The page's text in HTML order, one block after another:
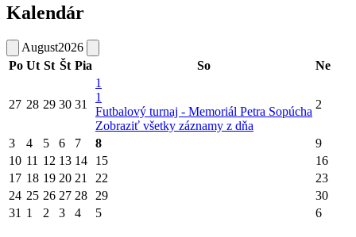
Kalendár
August2026
Po Ut St Št Pia So Ne
27 28 29 30 31
1
1
Futbalový turnaj - Memoriál Petra Sopúcha
Zobraziť všetky záznamy z dňa
2
3 4 5 6 7 8
9
10 11 12 13 14 15
16
17 18 19 20 21 22
23
24 25 26 27 28 29
30
31 1 2 3 4 5 6